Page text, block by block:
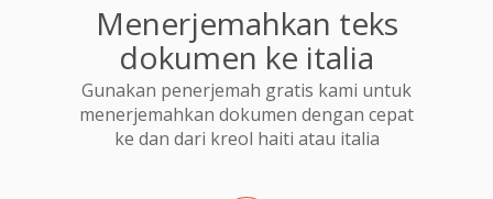
Menerjemahkan teks
dokumen ke italia
Gunakan penerjemah gratis kami untuk
menerjemahkan dokumen dengan cepat
ke dan dari kreol haiti atau italia